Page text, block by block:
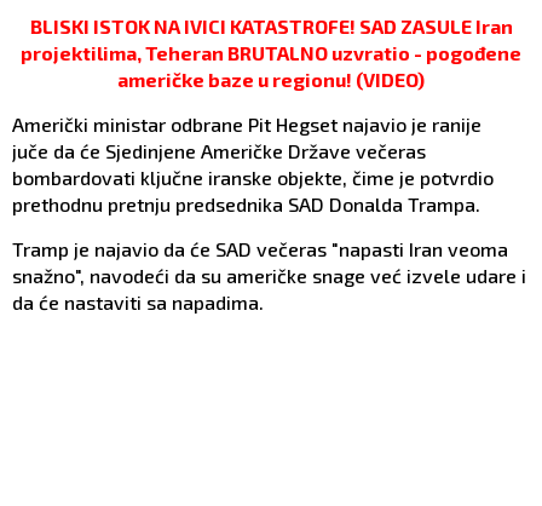
BLISKI ISTOK NA IVICI KATASTROFE! SAD ZASULE Iran
projektilima, Teheran BRUTALNO uzvratio - pogođene
američke baze u regionu! (VIDEO)
Američki ministar odbrane Pit Hegset najavio je ranije
juče da će Sjedinjene Američke Države večeras
bombardovati ključne iranske objekte, čime je potvrdio
prethodnu pretnju predsednika SAD Donalda Trampa.
Tramp je najavio da će SAD večeras "napasti Iran veoma
snažno", navodeći da su američke snage već izvele udare i
da će nastaviti sa napadima.